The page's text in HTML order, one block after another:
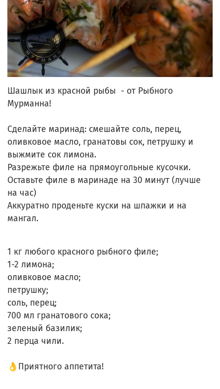
Шашлык из красной рыбы - от Рыбного
Мурманна!
Сделайте маринад: смешайте соль, перец,
оливковое масло, гранатовы сок, петрушку и
выжмите сок лимона.⠀
Разрежьте филе на прямоугольные кусочки.
Оставьте филе в маринаде на 30 минут (лучше
на час)
Аккуратно проденьте куски на шпажки и на
мангал.
1 кг любого красного рыбного филе;
1-2 лимона;
оливковое масло;
петрушку;
соль, перец;
700 мл гранатового сока;
зеленый базилик;
2 перца чили.
👌Приятного аппетита!